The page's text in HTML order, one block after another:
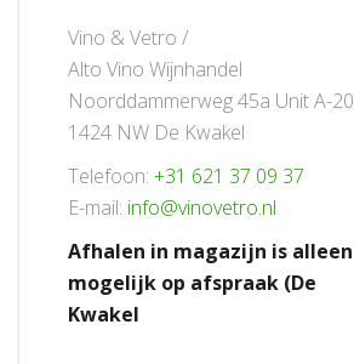
Vino & Vetro /
Alto Vino Wijnhandel
Noorddammerweg 45a Unit A-20
1424 NW De Kwakel
Telefoon: +31 621 37 09 37
E-mail: info@vinovetro.nl
Afhalen in magazijn is alleen
mogelijk op afspraak (De
Kwakel